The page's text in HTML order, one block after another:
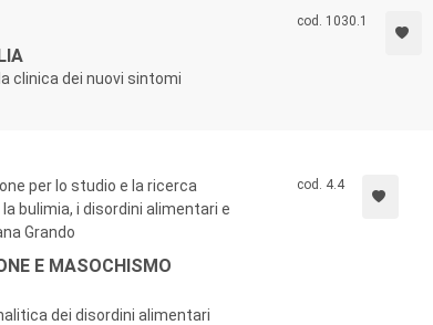
clinica dei nuovi sintomi
cod. 1030.1
per lo studio e la ricerca
bulimia, i disordini alimentari e
Grando
E MASOCHISMO
dei disordini alimentari
cod. 4.4